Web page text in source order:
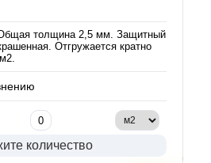
толщина 2,5 мм. Защитный
Отгружается кратно
количество